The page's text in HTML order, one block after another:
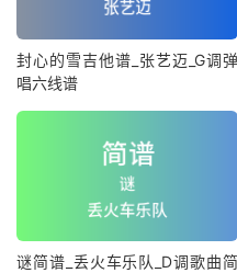
封心的雪吉他谱_张艺迈_G调弹
唱六线谱
谜简谱_丢火车乐队_D调歌曲简